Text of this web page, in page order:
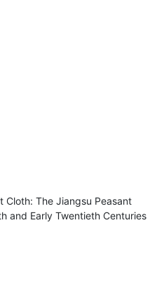
Cloth: The Jiangsu Peasant
and Early Twentieth Centuries